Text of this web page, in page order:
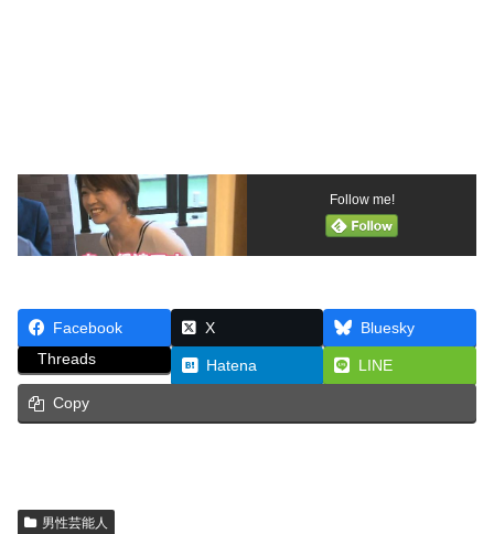
Follow me!
Facebook X
Bluesky
Threads
Hatena LINE
Copy
男性芸能人